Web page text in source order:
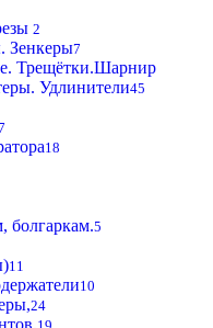
2
Зенкеры7
Трещётки.Шарнир
Удлинители45
18
болгаркам.5
11
10
24